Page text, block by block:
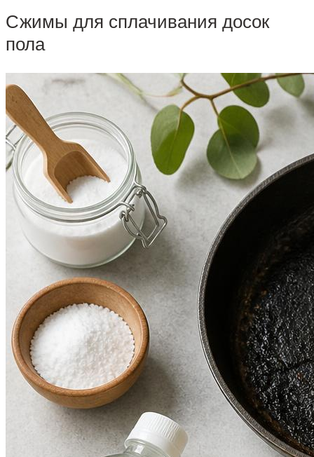
Сжимы для сплачивания досок
пола